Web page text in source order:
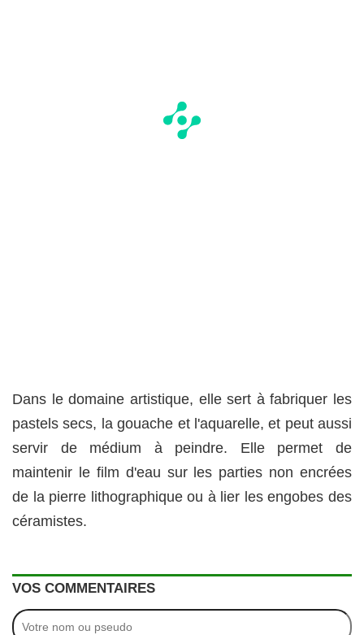
Dans le domaine artistique, elle sert à fabriquer les
pastels secs, la gouache et l'aquarelle, et peut aussi
servir de médium à peindre. Elle permet de
maintenir le film d'eau sur les parties non encrées
de la pierre lithographique ou à lier les engobes des
céramistes.
VOS COMMENTAIRES